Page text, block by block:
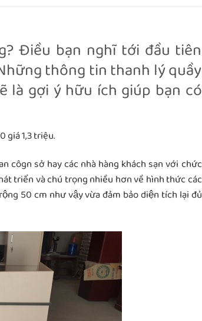
Điều bạn nghĩ tới đầu tiên
thông tin thanh lý quầy
là gợi ý hữu ích giúp bạn có
giá 1,3 triệu.
côgn sở hay các nhà hàng khách sạn với chức
triển và chú trọng nhiều hơn về hình thức các
50 cm như vậy vừa đảm bảo diện tích lại đủ